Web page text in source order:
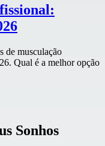
de musculação
Qual é a melhor opção
Sonhos